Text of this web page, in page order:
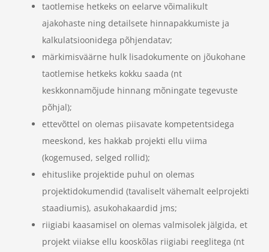
taotlemise hetkeks on eelarve võimalikult
ajakohaste ning detailsete hinnapakkumiste ja
kalkulatsioonidega põhjendatav;
märkimisväärne hulk lisadokumente on jõukohane
taotlemise hetkeks kokku saada (nt
keskkonnamõjude hinnang mõningate tegevuste
põhjal);
ettevõttel on olemas piisavate kompetentsidega
meeskond, kes hakkab projekti ellu viima
(kogemused, selged rollid);
ehituslike projektide puhul on olemas
projektidokumendid (tavaliselt vähemalt eelprojekti
staadiumis), asukohakaardid jms;
riigiabi kaasamisel on olemas valmisolek jälgida, et
projekt viiakse ellu kooskõlas riigiabi reeglitega (nt